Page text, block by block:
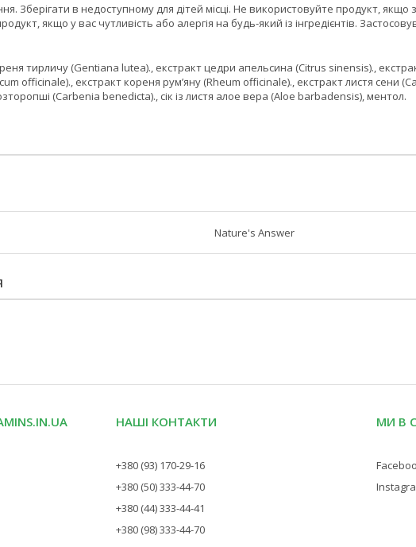
Зберігати в недоступному для дітей місці. Не використовуйте продукт,
якщо у вас чутливість або алергія на будь-який із інгредієнтів.
тирличу (Gentiana lutea)., екстракт цедри апельсина (Citrus sinensis).,
officinale)., екстракт кореня рум’яну (Rheum officinale)., екстракт листя сени
(Carbenia benedicta)., сік із листя алое вера (Aloe barbadensis), ментол.
Nature's Answer
НАШІ КОНТАКТИ
+380 (93) 170-29-16
+380 (50) 333-44-70
+380 (44) 333-44-41
+380 (98) 333-44-70
МИ В